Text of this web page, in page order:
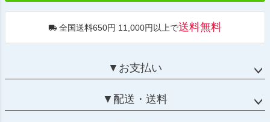
全国送料650円 11,000円以上で送料無料
▼お支払い
▼配送・送料